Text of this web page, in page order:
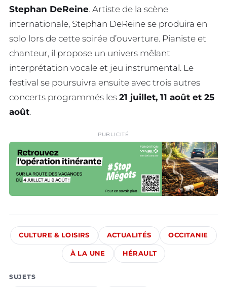
Stephan DeReine. Artiste de la scène
internationale, Stephan DeReine se produira en
solo lors de cette soirée d’ouverture. Pianiste et
chanteur, il propose un univers mêlant
interprétation vocale et jeu instrumental. Le
festival se poursuivra ensuite avec trois autres
concerts programmés les 21 juillet, 11 août et 25
août.
PUBLICITÉ
CULTURE & LOISIRS ACTUALITÉS OCCITANIE
À LA UNE HÉRAULT
SUJETS